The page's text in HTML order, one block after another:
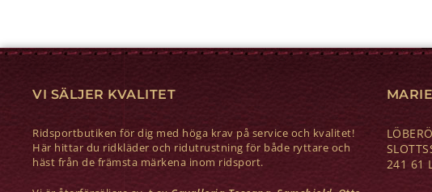
VI SÄLJER KVALITET
Ridsportbutiken för dig med höga krav på service och kvalitet!
Här hittar du ridkläder och ridutrustning för både ryttare och
häst från de främsta märkena inom ridsport.
241 61